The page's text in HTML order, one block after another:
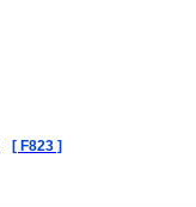
[ F823 ]